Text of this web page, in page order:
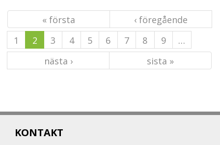
« första
‹ föregående
1
2 3 4 5 6 7 8 9
…
nästa ›
sista »
KONTAKT